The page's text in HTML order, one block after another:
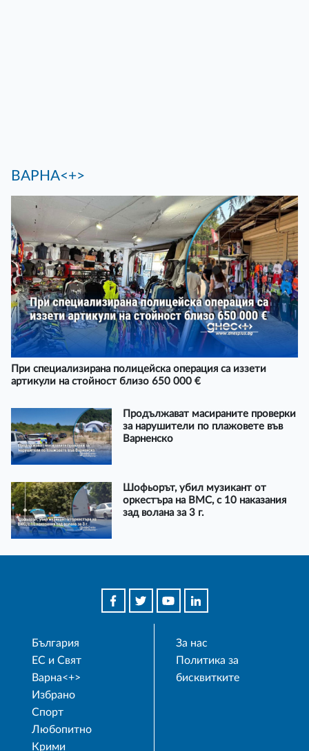
ВАРНА<+>
При специализирана полицейска операция са иззети
артикули на стойност близо 650 000 €
Продължават масираните проверки
за нарушители по плажовете във
Варненско
Шофьорът, убил музикант от
оркестъра на ВМС, с 10 наказания
зад волана за 3 г.
България
ЕС и Свят
Варна<+>
Избрано
Спорт
Любопитно
Крими
За нас
Политика за
бисквитките